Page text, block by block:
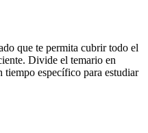
que te permita cubrir todo el
Divide el temario en
tiempo específico para estudiar